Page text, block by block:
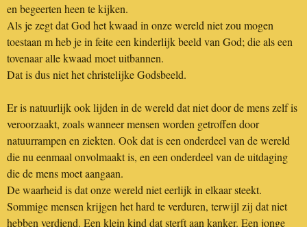
en begeerten heen te kijken.
Als je zegt dat God het kwaad in onze wereld niet zou mogen
toestaan m heb je in feite een kinderlijk beeld van God; die als een
tovenaar alle kwaad moet uitbannen.
Dat is dus niet het christelijke Godsbeeld.
Er is natuurlijk ook lijden in de wereld dat niet door de mens zelf is
veroorzaakt, zoals wanneer mensen worden getroffen door
natuurrampen en ziekten. Ook dat is een onderdeel van de wereld
die nu eenmaal onvolmaakt is, en een onderdeel van de uitdaging
die de mens moet aangaan.
De waarheid is dat onze wereld niet eerlijk in elkaar steekt.
Sommige mensen krijgen het hard te verduren, terwijl zij dat niet
hebben verdiend. Een klein kind dat sterft aan kanker. Een jonge